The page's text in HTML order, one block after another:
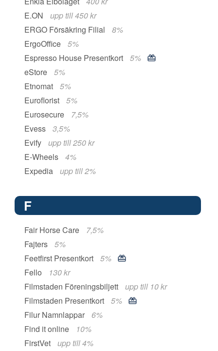
E.ON
upp till 450 kr
ERGO Försäkring Filial
8%
ErgoOffice
5%
Espresso House Presentkort
5%
eStore
5%
Etnomat
5%
Euroflorist
5%
Eurosecure
7,5%
Evess
3,5%
Evify
upp till 250 kr
E-Wheels
4%
Expedia
upp till 2%
F
Fair Horse Care
7,5%
Fajters
5%
Feetfirst Presentkort
5%
Fello
130 kr
Filmstaden Föreningsbiljett
upp till 10 kr
Filmstaden Presentkort
5%
Filur Namnlappar
6%
Find it online
10%
FirstVet
upp till 4%